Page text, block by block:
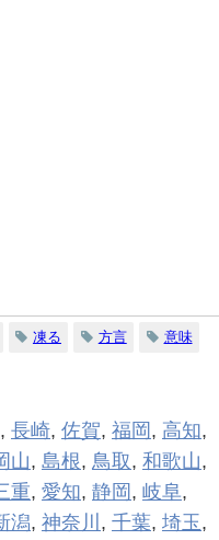
凍る 方言 意味
, 長崎, 佐賀, 福岡 , 高知,
山, 島根, 鳥取, 和歌山,
重, 愛知, 静岡 , 岐阜,
潟, 神奈川 , 千葉, 埼玉 ,